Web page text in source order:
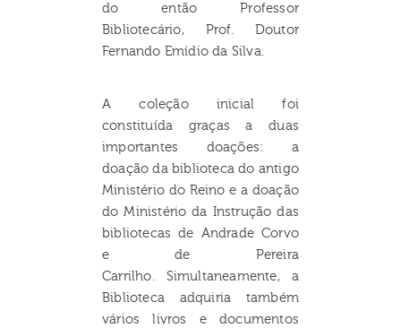
do então Professor
Bibliotecário, Prof. Doutor
Fernando Emídio da Silva.
A coleção inicial foi
constituída graças a duas
importantes doações: a
doação da biblioteca do antigo
Ministério do Reino e a doação
do Ministério da Instrução das
bibliotecas de Andrade Corvo
e de Pereira
Carrilho. Simultaneamente, a
Biblioteca adquiria também
vários livros e documentos